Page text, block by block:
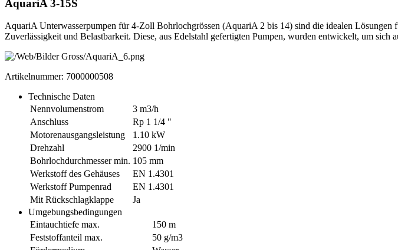
AquariA 3-15S
AquariA Unterwasserpumpen für 4-Zoll Bohrlochgrössen (AquariA 2 bis 14) sind die idealen
Zuverlässigkeit und Belastbarkeit. Diese, aus Edelstahl gefertigten Pumpen, wurden entwickelt, um sich
Artikelnummer: 7000000508
Technische Daten
Nennvolumenstrom
3 m3/h
Anschluss
Rp 1 1/4 "
Motorenausgangsleistung
1.10 kW
Drehzahl
2900 1/min
Bohrlochdurchmesser min. 105 mm
Werkstoff des Gehäuses
EN 1.4301
Werkstoff Pumpenrad
EN 1.4301
Mit Rückschlagklappe
Ja
Umgebungsbedingungen
Eintauchtiefe max.
150 m
Feststoffanteil max.
50 g/m3